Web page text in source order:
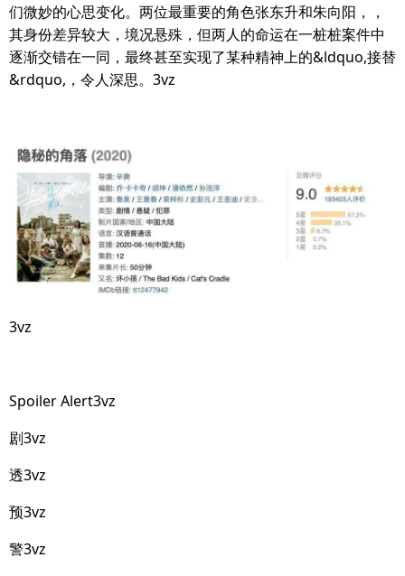
们微妙的心思变化。两位最重要的角色张东升和朱向阳，，
其身份差异较大，境况悬殊，但两人的命运在一桩桩案件中
逐渐交错在一同，最终甚至实现了某种精神上的&ldquo,接替
&rdquo,，令人深思。3vz
3vz
Spoiler Alert3vz
剧3vz
透3vz
预3vz
警3vz